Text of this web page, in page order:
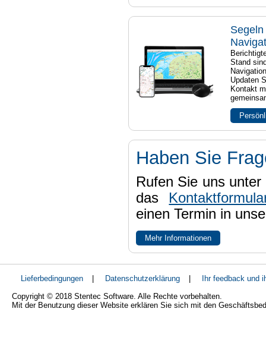
Stand
Updaten
Kontakt
Haben Sie
Rufen Sie uns
das
einen Termin in
Mehr Informationen
Lieferbedingungen | Datenschutzerklärung |
Ihr feedback und
Copyright © 2018 Stentec Software. Alle Rechte vorbehalten.
Mit der Benutzung dieser Website erklären Sie sich mit den